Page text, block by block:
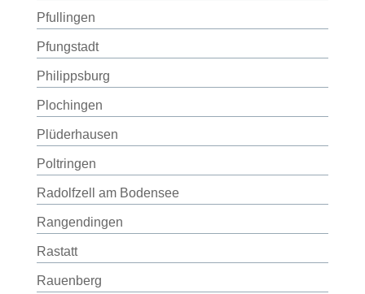
Pfullingen
Pfungstadt
Philippsburg
Plochingen
Plüderhausen
Poltringen
Radolfzell am Bodensee
Rangendingen
Rastatt
Rauenberg